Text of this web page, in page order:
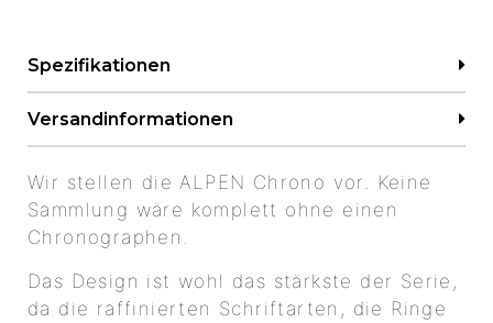
Spezifikationen
Versandinformationen
Wir stellen die ALPEN Chrono vor. Keine
Sammlung wäre komplett ohne einen
Chronographen.
Das Design ist wohl das stärkste der Serie,
da die raffinierten Schriftarten, die Ringe